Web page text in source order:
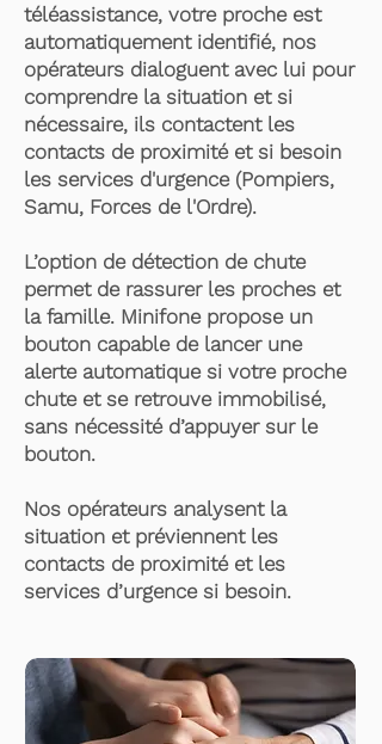
téléassistance, votre proche est
automatiquement identifié, nos
opérateurs dialoguent avec lui pour
comprendre la situation et si
nécessaire, ils contactent les
contacts de proximité et si besoin
les services d'urgence (Pompiers,
Samu, Forces de l'Ordre).
L’option de détection de chute
permet de rassurer les proches et
la famille. Minifone propose un
bouton capable de lancer une
alerte automatique si votre proche
chute et se retrouve immobilisé,
sans nécessité d’appuyer sur le
bouton.
Nos opérateurs analysent la
situation et préviennent les
contacts de proximité et les
services d’urgence si besoin.